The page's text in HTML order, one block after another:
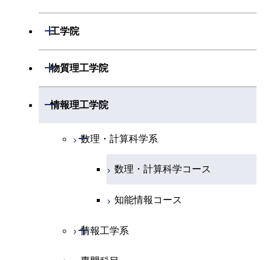
物理学コース
化学系
開閉
工学院
開閉
機械系
開閉
コース
ライフエンジニアリングコ
コース
人間医療科学技術コース
コース
物質理工学院
開閉
材料系
開閉
材料コース
エネルギーコース
エネルギー・情報コース
ライフエンジニアリングコ
応用化学系
応用化学コース
エネルギーコース
エネルギー・情報コース
ライフエンジニアリングコ
専門科目
情報理工学院
開閉
数理・計算科学系
開閉
数理・計算科学コース
知能情報コース
情報工学系
開閉